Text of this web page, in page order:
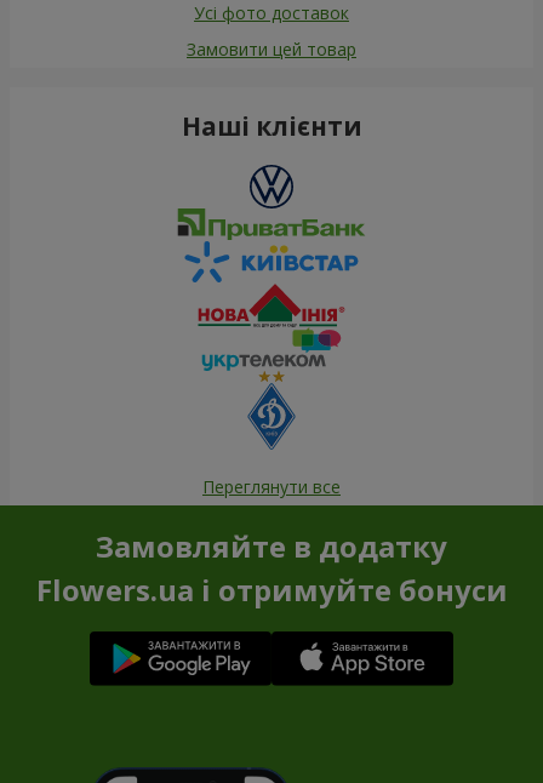
Усі фото доставок
Замовити цей товар
Наші клієнти
Переглянути все
Замовляйте в додатку
Flowers.ua і отримуйте бонуси